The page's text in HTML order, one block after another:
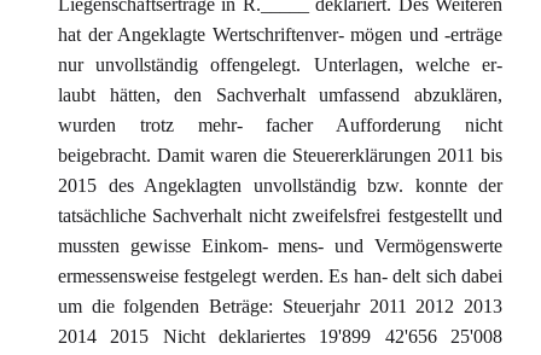
Liegenschaftserträge in R._____ deklariert. Des Weiteren
hat der Angeklagte Wertschriftenver- mögen und -erträge
nur unvollständig offengelegt. Unterlagen, welche er-
laubt hätten, den Sachverhalt umfassend abzuklären,
wurden trotz mehr- facher Aufforderung nicht
beigebracht. Damit waren die Steuererklärungen 2011 bis
2015 des Angeklagten unvollständig bzw. konnte der
tatsächliche Sachverhalt nicht zweifelsfrei festgestellt und
mussten gewisse Einkom- mens- und Vermögenswerte
ermessensweise festgelegt werden. Es han- delt sich dabei
um die folgenden Beträge: Steuerjahr 2011 2012 2013
2014 2015 Nicht deklariertes 19'899 42'656 25'008